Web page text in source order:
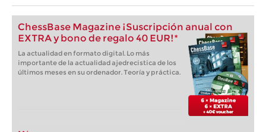
ChessBase Magazine ¡Suscripción anual con
EXTRA y bono de regalo 40 EUR!*
La actualidad en formato digital. Lo más
importante de la actualidad ajedrecistica de los
últimos meses en su ordenador. Teoría y práctica.